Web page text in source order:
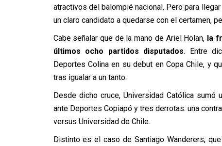
atractivos del balompié nacional. Pero para
un claro candidato a quedarse con el certamen,
Cabe señalar que de la mano de Ariel Holan, la
últimos ocho partidos disputados. Entre
Deportes Colina en su debut en Copa Chile, y
tras igualar a un tanto.
Desde dicho cruce, Universidad Católica sumó
ante Deportes Copiapó y tres derrotas: una
versus Universidad de Chile.
Distinto es el caso de Santiago Wanderers,